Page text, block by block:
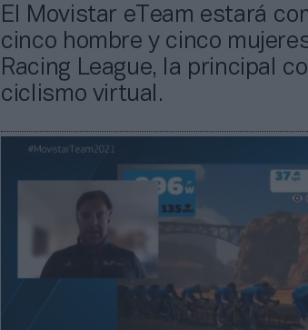
El Movistar eTeam estará
cinco hombre y cinco
Racing League, la principal
ciclismo virtual.